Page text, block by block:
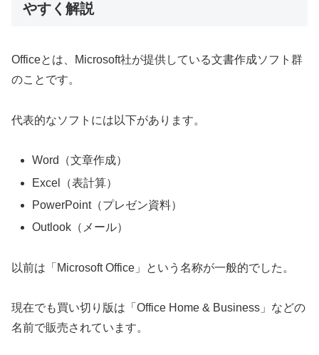
やすく解説
Officeとは、Microsoft社が提供している文書作成ソフト群
のことです。
代表的なソフトには以下があります。
Word（文章作成）
Excel（表計算）
PowerPoint（プレゼン資料）
Outlook（メール）
以前は「Microsoft Office」という名称が一般的でした。
現在でも買い切り版は「Office Home & Business」などの
名前で販売されています。